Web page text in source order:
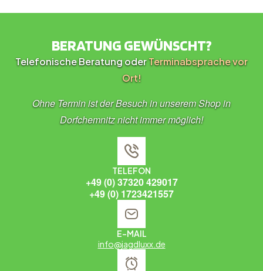
BERATUNG GEWÜNSCHT?
Telefonische Beratung oderTerminabsprache vor
Ort!
Ohne Termin ist der Besuch in unserem Shop in
Dorfchemnitz nicht immer möglich!
TELEFON
+49 (0) 37320 429017
+49 (0) 1723421557
E-MAIL
info@jagdluxx.de